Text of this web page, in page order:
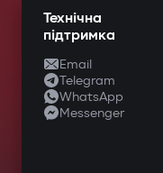
Технічна
підтримка
Email
Telegram
WhatsApp
Messenger